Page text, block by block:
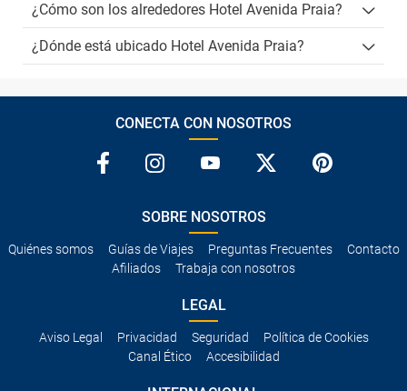
¿Cómo son los alrededores Hotel Avenida Praia?
¿Dónde está ubicado Hotel Avenida Praia?
CONECTA CON NOSOTROS
SOBRE NOSOTROS
Quiénes somos Guías de Viajes Preguntas Frecuentes
Contacto
Afiliados
Trabaja con nosotros
LEGAL
Aviso Legal Privacidad Seguridad
Política de Cookies
Canal Ético
Accesibilidad